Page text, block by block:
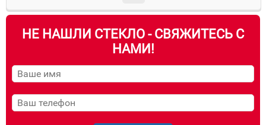
НЕ НАШЛИ СТЕКЛО - СВЯЖИТЕСЬ С
НАМИ!